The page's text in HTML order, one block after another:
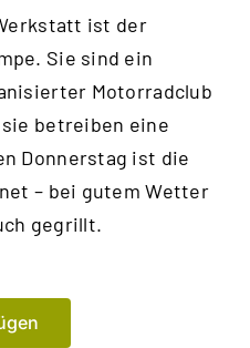
ist der
. Sie sind ein
Motorradclub
betreiben eine
Donnerstag ist die
– bei gutem Wetter
gegrillt.